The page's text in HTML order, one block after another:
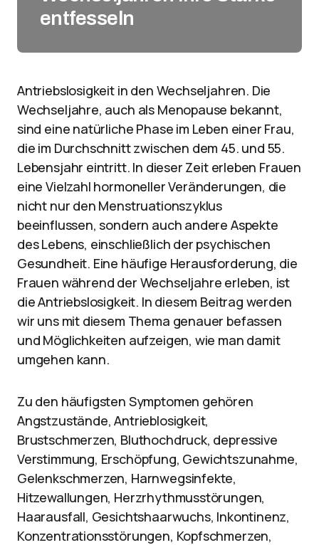
entfesseln
Antriebslosigkeit in den Wechseljahren. Die
Wechseljahre, auch als Menopause bekannt,
sind eine natürliche Phase im Leben einer Frau,
die im Durchschnitt zwischen dem 45. und 55.
Lebensjahr eintritt. In dieser Zeit erleben Frauen
eine Vielzahl hormoneller Veränderungen, die
nicht nur den Menstruationszyklus
beeinflussen, sondern auch andere Aspekte
des Lebens, einschließlich der psychischen
Gesundheit. Eine häufige Herausforderung, die
Frauen während der Wechseljahre erleben, ist
die Antriebslosigkeit. In diesem Beitrag werden
wir uns mit diesem Thema genauer befassen
und Möglichkeiten aufzeigen, wie man damit
umgehen kann.
Zu den häufigsten Symptomen gehören
Angstzustände, Antrieblosigkeit,
Brustschmerzen, Bluthochdruck, depressive
Verstimmung, Erschöpfung, Gewichtszunahme,
Gelenkschmerzen, Harnwegsinfekte,
Hitzewallungen, Herzrhythmusstörungen,
Haarausfall, Gesichtshaarwuchs, Inkontinenz,
Konzentrationsstörungen, Kopfschmerzen,